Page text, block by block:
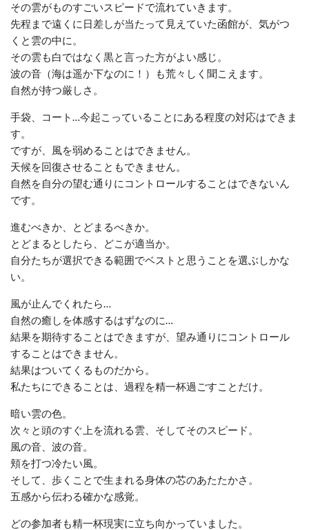
その雲がものすごいスピードで流れていきます。
先程まで遠くに日差しが当たって見えていた函館が、気がつ
くと雲の中に。
その雲も白ではなく黒と言った方がよい感じ。
波の音（海は遥か下なのに！）も荒々しく聞こえます。
自然が持つ厳しさ。
手袋、コート…今起こっていることにある程度の対応はできま
す。
ですが、風を弱めることはできません。
天候を回復させることもできません。
自然を自分の望む通りにコントロールすることはできないん
です。
進むべきか、とどまるべきか。
とどまるとしたら、どこが適当か。
自分たちが選択できる範囲でベストと思うことを選ぶしかな
い。
風が止んでくれたら…
自然の癒しを体感するはずなのに…
結果を期待することはできますが、望み通りにコントロール
することはできません。
結果はついてくるものだから。
私たちにできることは、過程を精一杯過ごすことだけ。
暗い雲の色。
次々と頭のすぐ上を流れる雲、そしてそのスピード。
風の音、波の音。
頬を打つ冷たい風。
そして、歩くことで生まれる身体の芯のあたたかさ。
五感から伝わる確かな感覚。
どの参加者も精一杯現実に立ち向かっていました。